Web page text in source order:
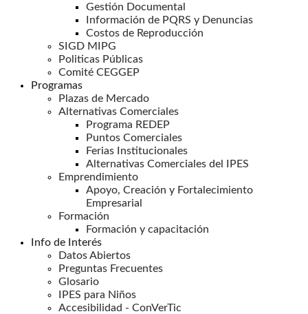
Gestión Documental
Información de PQRS y Denuncias
Costos de Reproducción
SIGD MIPG
Politicas Públicas
Comité CEGGEP
Programas
Plazas de Mercado
Alternativas Comerciales
Programa REDEP
Puntos Comerciales
Ferias Institucionales
Alternativas Comerciales del IPES
Emprendimiento
Apoyo, Creación y Fortalecimiento
Empresarial
Formación
Formación y capacitación
Info de Interés
Datos Abiertos
Preguntas Frecuentes
Glosario
IPES para Niños
Accesibilidad - ConVerTic